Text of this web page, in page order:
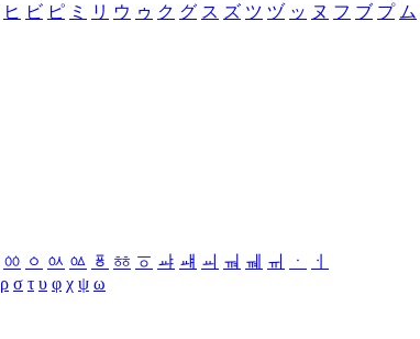
ヒ ビ ピ ミ リ ウ ゥ ク グ ス ズ ツ ヅ ッ ヌ フ ブ プ ム
ㆀ ㆁ ㆂ ㆃ ㆄ ㆅ ㆆ ㆇ ㆈ ㆉ ㆊ ㆋ ㆌ ㆍ
ㆎ
ρ σ τ υ φ χ ψ ω